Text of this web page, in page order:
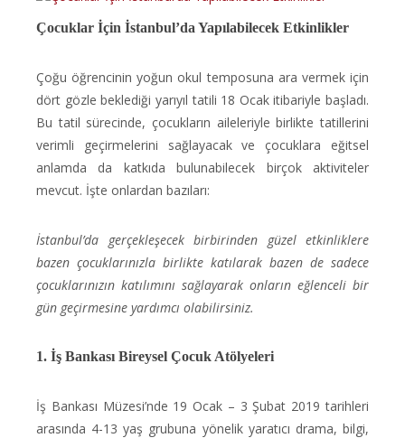
Çocuklar İçin İstanbul’da Yapılabilecek Etkinlikler
Çoğu öğrencinin yoğun okul temposuna ara vermek için
dört gözle beklediği yarıyıl tatili 18 Ocak itibariyle başladı.
Bu tatil sürecinde, çocukların aileleriyle birlikte tatillerini
verimli geçirmelerini sağlayacak ve çocuklara eğitsel
anlamda da katkıda bulunabilecek birçok aktiviteler
mevcut. İşte onlardan bazıları:
İstanbul’da gerçekleşecek birbirinden güzel etkinliklere
bazen çocuklarınızla birlikte katılarak bazen de sadece
çocuklarınızın katılımını sağlayarak onların eğlenceli bir
gün geçirmesine yardımcı olabilirsiniz.
1. İş Bankası Bireysel Çocuk Atölyeleri
İş Bankası Müzesi’nde 19 Ocak – 3 Şubat 2019 tarihleri
arasında 4-13 yaş grubuna yönelik yaratıcı drama, bilgi,